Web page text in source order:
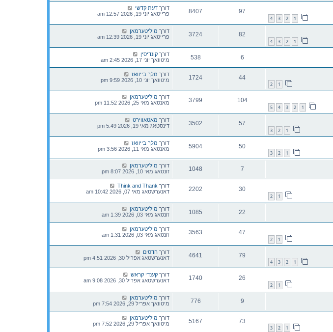
1
2
3
4
97
8407 דורך דעת קדשי
פרייטאג יוני 19, 2026 12:57 am
1
2
3
4
82
3724 דורך מיליטערמאן
פרייטאג יוני 19, 2026 12:39 am
6
538 דורך קונדיסין
מיטוואך יוני 17, 2026 2:45 am
1
2
44
1724 דורך מלך בייוואז
מיטוואך יוני 10, 2026 9:59 pm
1
2
3
4
5
104
3799 דורך מיליטערמאן
מאנטאג מאי 25, 2026 11:52 pm
1
2
3
57
3502 דורך מאטאווירט
דינסטאג מאי 19, 2026 5:49 pm
1
2
3
50
5904 דורך מלך בייוואז
מאנטאג מאי 11, 2026 3:56 pm
7
1048 דורך מיליטערמאן
זונטאג מאי 10, 2026 8:07 pm
1
2
30
2202 דורך Think and Thank
דאנערשטאג מאי 07, 2026 10:42 am
22
1085 דורך מיליטערמאן
זונטאג מאי 03, 2026 1:39 am
1
2
47
3563 דורך מיליטערמאן
זונטאג מאי 03, 2026 1:31 am
1
2
3
4
79
4641 דורך הדסים
דאנערשטאג אפריל 30, 2026 4:51 pm
1
2
26
1740 דורך קענדי קראש
דאנערשטאג אפריל 30, 2026 9:08 am
9
776 דורך מיליטערמאן
מיטוואך אפריל 29, 2026 7:54 pm
1
2
3
73
5167 דורך מיליטערמאן
מיטוואך אפריל 29, 2026 7:52 pm